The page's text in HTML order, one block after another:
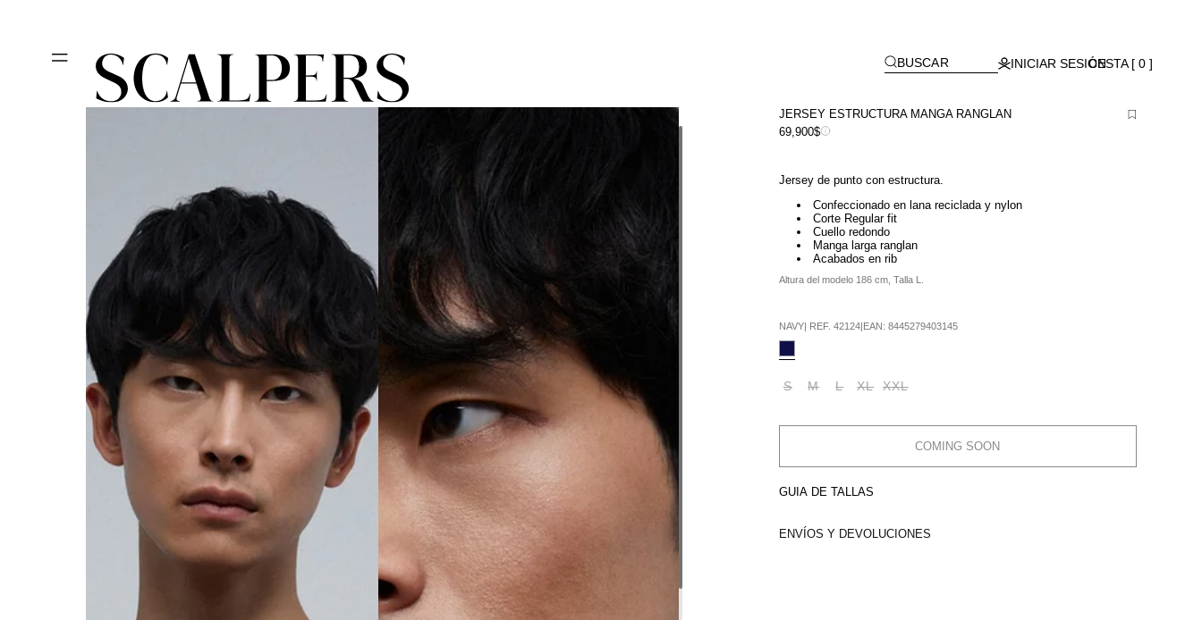
BUSCAR INICIAR SESIÓNCESTA [ 0 ]
JERSEY ESTRUCTURA MANGA RANGLAN
69,900$
Jersey de punto con estructura.
Confeccionado en lana reciclada y nylon
Corte Regular fit
Cuello redondo
Manga larga ranglan
Acabados en rib
Altura del modelo 186 cm, Talla L.
NAVY| REF. 42124|EAN: 8445279403145
S M L XL XXL
COMING SOON
GUIA DE TALLAS
ENVÍOS Y DEVOLUCIONES